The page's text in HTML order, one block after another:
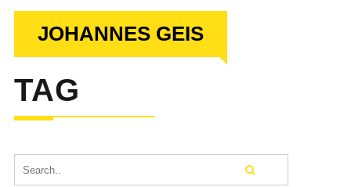
JOHANNES GEIS
TAG